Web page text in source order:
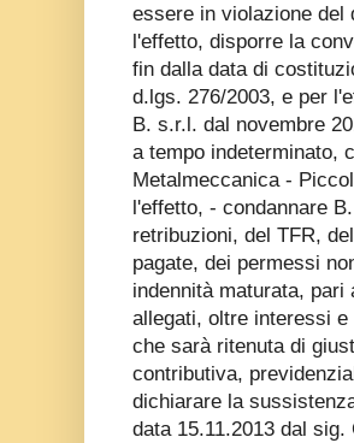
essere in violazione del
l'effetto, disporre la
fin dalla data di
d.lgs. 276/2003, e per
B. s.r.l. dal novembre
a tempo indeterminato,
Metalmeccanica -
l'effetto, - condannare
retribuzioni, del TFR,
pagate, dei permessi
indennità maturata, pari
allegati, oltre interessi
che sarà ritenuta di
contributiva,
dichiarare la
data 15.11.2013 dal